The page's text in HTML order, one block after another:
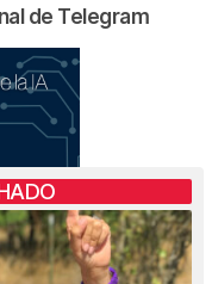
de Telegram